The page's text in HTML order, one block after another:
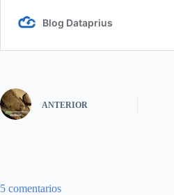
ANTERIOR
5 comentarios